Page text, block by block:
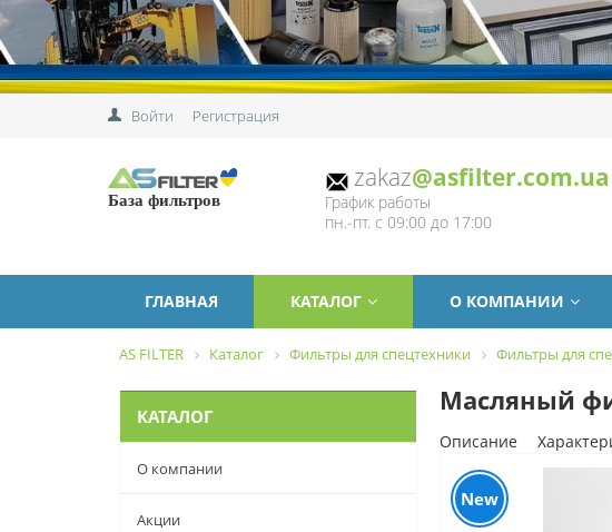
Войти Регистрация
База фильтров
zakaz@asfilter.com.ua
График работы
пн.-пт. с 09:00 до 17:00
ГЛАВНАЯ КАТАЛОГ О КОМПАНИИ
AS FILTER Каталог Фильтры для спецтехники Фильтры для
КАТАЛОГ
О компании
Акции
Масляный
Описание
New